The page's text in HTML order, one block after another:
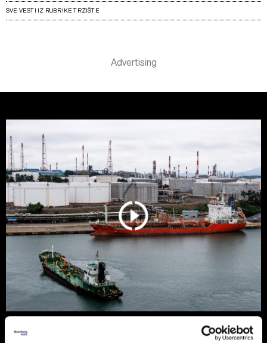
SVE VESTI IZ RUBRIKE TRŽIŠTE
Nafta ponovo raste nakon Trumpove